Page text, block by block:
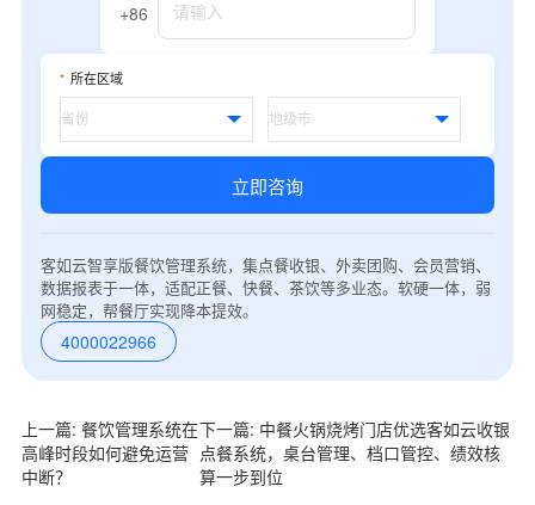
+86
* 所在区域
立即咨询
客如云智享版餐饮管理系统，集点餐收银、外卖团购、会员营销、
数据报表于一体，适配正餐、快餐、茶饮等多业态。软硬一体，弱
网稳定，帮餐厅实现降本提效。
4000022966
上一篇: 餐饮管理系统在
高峰时段如何避免运营
中断？
下一篇: 中餐火锅烧烤门店优选客如云收银
点餐系统，桌台管理、档口管控、绩效核
算一步到位